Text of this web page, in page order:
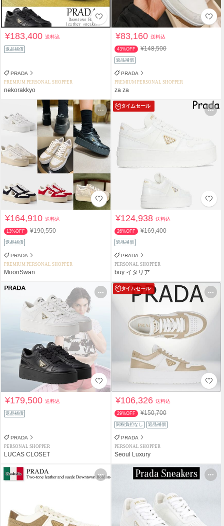
¥183,400送料込
返品補償
PRADA
PREMIUM PERSONAL SHOPPER
nekorakkyo
¥83,160送料込
43%OFF ¥148,500
返品補償
PRADA
PREMIUM PERSONAL SHOPPER
za za
¥164,910送料込
13%OFF ¥190,550
返品補償
PRADA
PREMIUM PERSONAL SHOPPER
MoonSwan
タイムセール
¥124,938送料込
26%OFF ¥169,400
返品補償
PRADA
PERSONAL SHOPPER
buy イタリア
¥179,500送料込
返品補償
PRADA
PERSONAL SHOPPER
LUCAS CLOSET
タイムセール
¥106,326送料込
29%OFF ¥150,700
関税負担なし 返品補償
PRADA
PERSONAL SHOPPER
Seoul Luxury